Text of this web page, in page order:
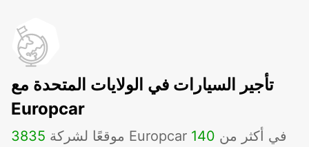
تأجير السيارات في الولايات المتحدة مع
Europcar
3835 موقعًا لشركة Europcar في أكثر من 140